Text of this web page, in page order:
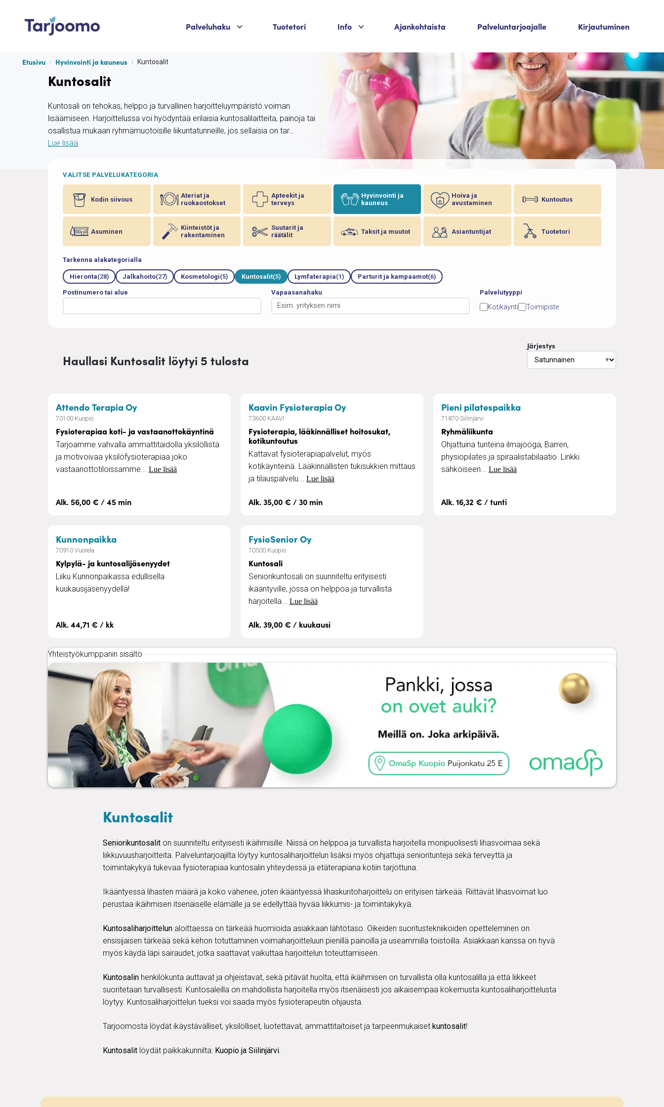
Palveluhaku Palvelukategoriat
Tuotetori Info Palvelukategoriat
Ajankohtaista Palveluntarjoajalle Kirjautuminen
Etusivu Hyvinvointi ja kauneus Kuntosalit
Kuntosalit
Kuntosali on tehokas, helppo ja turvallinen harjoitteluympäristö voiman
lisäämiseen. Harjoittelussa voi hyödyntää erilaisia kuntosalilaitteita, painoja tai
osallistua mukaan ryhmämuotoisille liikuntatunneille, jos sellaisia on tar…
Lue lisää
VALITSE PALVELUKATEGORIA
Kodin siivous
Ateriat ja
ruokaostokset
Apteekit ja
terveys
Hyvinvointi ja
kauneus
Hoiva ja
avustaminen
Kuntoutus
Asuminen
Kiinteistöt ja
rakentaminen
Suutarit ja
räätälit
Taksit ja muutot Asiantuntijat Tuotetori
Tarkenna alakategorialla
Hieronta(28) Jalkahoito(27) Kosmetologi(5) Kuntosalit(5) Lymfaterapia(1) Parturit ja kampaamot(6)
Postinumero tai alue Vapaasanahaku Palvelutyyppi
Kotikäynti Toimipiste
Haullasi Kuntosalit löytyi 5 tulosta
Järjestys
▼
Attendo Terapia Oy– Fysioterapiaa koti- ja vastaanottokäyntinä
70100 Kuopio
Fysioterapiaa koti- ja vastaanottokäyntinä
Tarjoamme vahvalla ammattitaidolla yksilöllistä
ja motivoivaa yksilöfysioterapiaa joko
vastaanottotiloissamme... Lue lisää
Alk. 56,00 € / 45 min
Kaavin Fysioterapia Oy– Fysioterapia, lääkinnälliset hoitosukat, kotikuntoutus
73600 KAAVI
Fysioterapia, lääkinnälliset hoitosukat,
kotikuntoutus
Kattavat fysioterapiapalvelut, myös
kotikäynteinä. Lääkinnällisten tukisukkien mittaus
ja tilauspalvelu... Lue lisää
Alk. 35,00 € / 30 min
Pieni pilatespaikka– Ryhmäliikunta
71870 Siilinjärvi
Ryhmäliikunta
Ohjattuina tunteina ilmajooga, Barren,
physiopilates ja spiraalistabilaatio. Linkki
sähköiseen... Lue lisää
Alk. 16,32 € / tunti
Kunnonpaikka– Kylpylä- ja kuntosalijäsenyydet
70910 Vuorela
Kylpylä- ja kuntosalijäsenyydet
Liiku Kunnonpaikassa edullisella
kuukausijäsenyydellä!
Alk. 44,71 € / kk
FysioSenior Oy– Kuntosali
70500 Kuopio
Kuntosali
Seniorikuntosali on suunniteltu erityisesti
ikääntyville, jossa on helppoa ja turvallista
harjoitella... Lue lisää
Alk. 39,00 € / kuukausi
Yhteistyökumppanin sisältö
Kuntosalit
Seniorikuntosaliton suunniteltu erityisesti ikäihmisille. Niissä on helppoa ja turvallista harjoitella monipuolisesti lihasvoimaa sekä
liikkuvuusharjoitteita. Palveluntarjoajilta löytyy kuntosaliharjoittelun lisäksi myös ohjattuja senioritunteja sekä terveyttä ja
toimintakykyä tukevaa fysioterapiaa kuntosalin yhteydessä ja etäterapiana kotiin tarjottuna.
Ikääntyessä lihasten määrä ja koko vähenee, joten ikääntyessä lihaskuntoharjoittelu on erityisen tärkeää. Riittävät lihasvoimat luo
perustaa ikäihmisen itsenäiselle elämälle ja se edellyttää hyvää liikkumis- ja toimintakykyä.
Kuntosaliharjoittelunaloittaessa on tärkeää huomioida asiakkaan lähtötaso. Oikeiden suoritustekniikoiden opetteleminen on
ensisijaisen tärkeää sekä kehon totuttaminen voimaharjoitteluun pienillä painoilla ja useammilla toistoilla. Asiakkaan kanssa on hyvä
myös käydä läpi sairaudet, jotka saattavat vaikuttaa harjoittelun toteuttamiseen.
Kuntosalinhenkilökunta auttavat ja ohjeistavat, sekä pitävät huolta, että ikäihmisen on turvallista olla kuntosalilla ja että liikkeet
suoritetaan turvallisesti. Kuntosaleilla on mahdollista harjoitella myös itsenäisesti jos aikaisempaa kokemusta kuntosaliharjoittelusta
löytyy. Kuntosaliharjoittelun tueksi voi saada myös fysioterapeutin ohjausta.
Tarjoomosta löydät ikäystävälliset, yksilölliset, luotettavat, ammattitaitoiset ja tarpeenmukaiset kuntosalit!
Kuntosalitlöydät paikkakunnilta: Kuopio ja Siilinjärvi.